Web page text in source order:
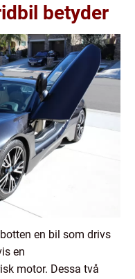
betyder
en bil som drivs
en
motor. Dessa två